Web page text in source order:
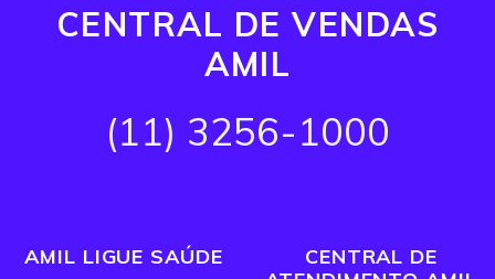
CENTRAL DE VENDAS
AMIL
(11) 3256-1000
AMIL LIGUE SAÚDE
CENTRAL DE